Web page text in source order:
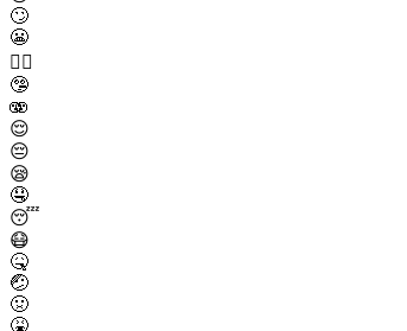
🙄
😬
😮‍💨
🤥
🫨
😌
😔
😪
🤤
😴
😷
🤒
🤕
🤢
🤮